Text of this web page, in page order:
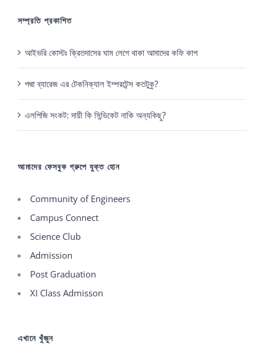
সম্প্রতি প্রকাশিত
আইভরি কোস্টঃ ক্রিতদাসের ঘাম লেগে থাকা আমাদের কফি কাপ
পদ্মা ব্যারেজ এর টেকনিক্যাল ইম্পরটেন্স কতটুকু?
এলপিজি সংকট: দায়ী কি সিন্ডিকেট নাকি অন্যকিছু?
আমাদের ফেসবুক গ্রুপে যুক্ত হোন
Community of Engineers
Campus Connect
Science Club
Admission
Post Graduation
XI Class Admisson
এখানে খুঁজুন